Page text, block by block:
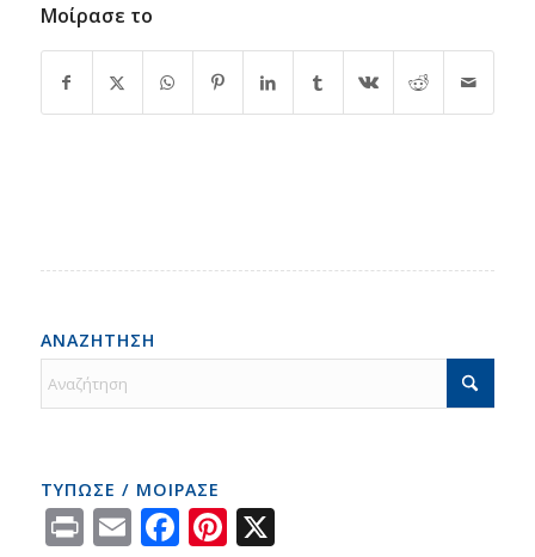
Μοίρασε το
ΑΝΑΖΗΤΗΣΗ
ΤΥΠΩΣΕ / ΜΟΙΡΑΣΕ
PrintEmailFacebook
Pinterest
X